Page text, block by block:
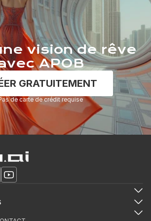
vision de rêve
APOB
GRATUITEMENT
de carte de crédit requise